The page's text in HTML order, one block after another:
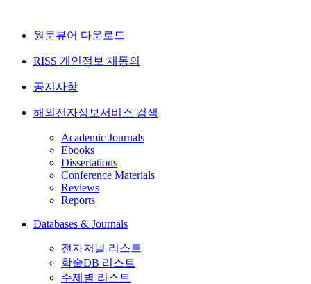
원문뷰어 다운로드
RISS 개인정보 재동의
공지사항
해외전자정보서비스 검색
Academic Journals
Ebooks
Dissertations
Conference Materials
Reviews
Reports
Databases & Journals
전자저널 리스트
학술DB 리스트
주제별 리스트